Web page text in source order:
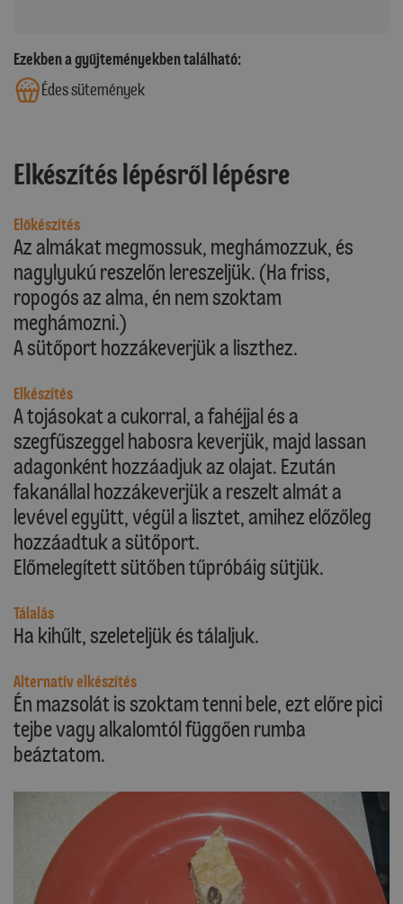
Ezekben a gyűjteményekben található:
Édes sütemények
Elkészítés lépésről lépésre
Előkészítés
Az almákat megmossuk, meghámozzuk, és
nagylyukú reszelőn lereszeljük. (Ha friss,
ropogós az alma, én nem szoktam
meghámozni.)
A sütőport hozzákeverjük a liszthez.
Elkészítés
A tojásokat a cukorral, a fahéjjal és a
szegfűszeggel habosra keverjük, majd lassan
adagonként hozzáadjuk az olajat. Ezután
fakanállal hozzákeverjük a reszelt almát a
levével együtt, végül a lisztet, amihez előzőleg
hozzáadtuk a sütőport.
Előmelegített sütőben tűpróbáig sütjük.
Tálalás
Ha kihűlt, szeleteljük és tálaljuk.
Alternatív elkészítés
Én mazsolát is szoktam tenni bele, ezt előre pici
tejbe vagy alkalomtól függően rumba
beáztatom.